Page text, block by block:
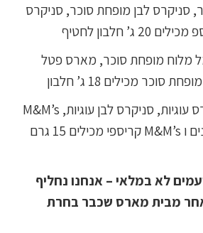
סניקרס לבן מופחת סוכר, סניקרס
חלבון לחטיף
מלוח מופחת סוכר, מארס פטל
מכילים 18 ג’ חלבון
*מארס עוגיות, סניקרס עוגיות, סניקרס לבן עוגיות, M&M’s
שוקולד, M&M’s בוטנים ו M&M’s קריספי מכילים 15 גרם
לא במלאי – אנחנו נחליף
מבית מארס שכבר בחרת